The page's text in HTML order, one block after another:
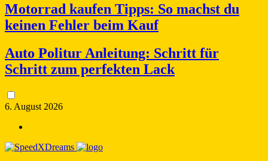
Motorrad kaufen Tipps: So machst du
keinen Fehler beim Kauf
Auto Politur Anleitung: Schritt für
Schritt zum perfekten Lack
6. August 2026